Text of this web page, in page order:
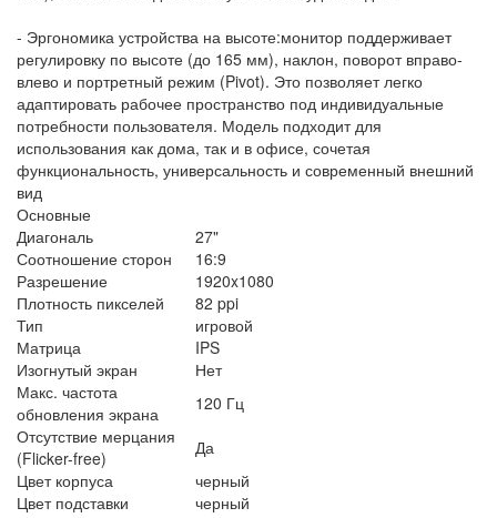
- Эргономика устройства на высоте:монитор поддерживает
регулировку по высоте (до 165 мм), наклон, поворот вправо-
влево и портретный режим (Pivot). Это позволяет легко
адаптировать рабочее пространство под индивидуальные
потребности пользователя. Модель подходит для
использования как дома, так и в офисе, сочетая
функциональность, универсальность и современный внешний
вид
Основные
Диагональ
27"
Соотношение сторон
16:9
Разрешение
1920x1080
Плотность пикселей
82 ppi
Тип
игровой
Матрица
IPS
Изогнутый экран
Нет
Макс. частота
обновления экрана
120 Гц
Отсутствие мерцания
(Flicker-free)
Да
Цвет корпуса
черный
Цвет подставки
черный